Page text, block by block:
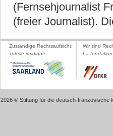
(Fernsehjournalist
(freier Journalist).
Zuständige Rechtsaufsicht:
Tutelle juridique :
Wir sind
La
2026 © Stiftung für die deutsch-französische